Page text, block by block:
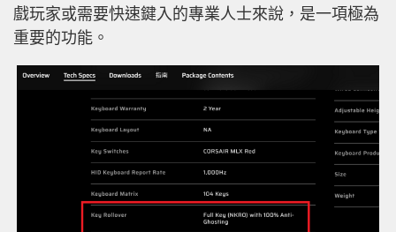
戲玩家或需要快速鍵入的專業人士來說，是一項極為
重要的功能。